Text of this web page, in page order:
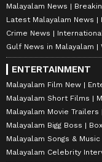
Malayalam News
Latest Malayalam News
Crime News
Gulf News in Malayalam
ENTERTAINMENT
Malayalam Film New
Malayalam Short Films
Malayalam Movie Trailers
Malayalam Bigg Boss
Malayalam Songs & Music
Malayalam Celebrity